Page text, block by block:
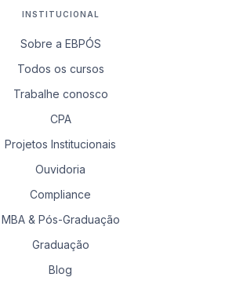
INSTITUCIONAL
Sobre a EBPÓS
Todos os cursos
Trabalhe conosco
CPA
Projetos Institucionais
Ouvidoria
Compliance
MBA & Pós-Graduação
Graduação
Blog